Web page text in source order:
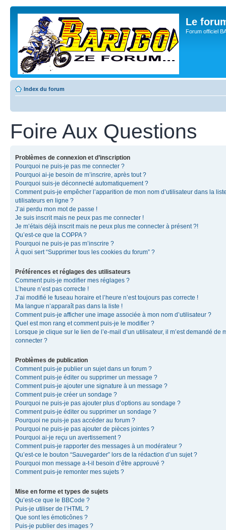
Le
Forum officiel
Index du forum
Foire Aux Questions
Problèmes de connexion et d’inscription
Pourquoi ne puis-je pas me connecter ?
Pourquoi ai-je besoin de m’inscrire, après tout ?
Pourquoi suis-je déconnecté automatiquement ?
Comment puis-je empêcher l’apparition de mon nom d’utilisateur dans la
utilisateurs en ligne ?
J’ai perdu mon mot de passe !
Je suis inscrit mais ne peux pas me connecter !
Je m’étais déjà inscrit mais ne peux plus me connecter à présent ?!
Qu’est-ce que la COPPA ?
Pourquoi ne puis-je pas m’inscrire ?
À quoi sert “Supprimer tous les cookies du forum” ?
Préférences et réglages des utilisateurs
Comment puis-je modifier mes réglages ?
L’heure n’est pas correcte !
J’ai modifié le fuseau horaire et l’heure n’est toujours pas correcte !
Ma langue n’apparaît pas dans la liste !
Comment puis-je afficher une image associée à mon nom d’utilisateur ?
Quel est mon rang et comment puis-je le modifier ?
Lorsque je clique sur le lien de l’e-mail d’un utilisateur, il m’est demandé de
connecter ?
Problèmes de publication
Comment puis-je publier un sujet dans un forum ?
Comment puis-je éditer ou supprimer un message ?
Comment puis-je ajouter une signature à un message ?
Comment puis-je créer un sondage ?
Pourquoi ne puis-je pas ajouter plus d’options au sondage ?
Comment puis-je éditer ou supprimer un sondage ?
Pourquoi ne puis-je pas accéder au forum ?
Pourquoi ne puis-je pas ajouter de pièces jointes ?
Pourquoi ai-je reçu un avertissement ?
Comment puis-je rapporter des messages à un modérateur ?
Qu’est-ce le bouton “Sauvegarder” lors de la rédaction d’un sujet ?
Pourquoi mon message a-t-il besoin d’être approuvé ?
Comment puis-je remonter mes sujets ?
Mise en forme et types de sujets
Qu’est-ce que le BBCode ?
Puis-je utiliser de l’HTML ?
Que sont les émoticônes ?
Puis-je publier des images ?